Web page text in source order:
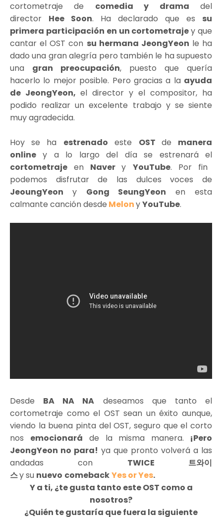
cortometraje de comedia y drama del
director Hee Soon. Ha declarado que es su
primera participación en un cortometrajey que
cantar el OST con su hermana JeongYeon le ha
dado una gran alegría pero también le ha supuesto
una gran preocupación, puesto que quería
hacerlo lo mejor posible. Pero gracias a la ayuda
de JeongYeon, el director y el compositor, ha
podido realizar un excelente trabajo y se siente
muy agradecida.
Hoy se ha estrenado este OST de manera
online y a lo largo del día se estrenará el
cortometraje en Navery YouTube. Por fin
podemos disfrutar de las dulces voces de
JeoungYeon y Gong SeungYeon en esta
calmante canción desde MelonyYouTube.
Desde BA NA NA deseamos que tanto el
cortometraje como el OST sean un éxito aunque,
viendo la buena pinta del OST, seguro que el corto
nos emocionará de la misma manera. ¡Pero
JeongYeon no para! ya que pronto volverá a las
andadas con TWICE 트와이
스y su nuevo comebackYes or Yes.
Y a ti, ¿te gusta tanto este OST como a
nosotros?
¿Quién te gustaría que fuera la siguiente